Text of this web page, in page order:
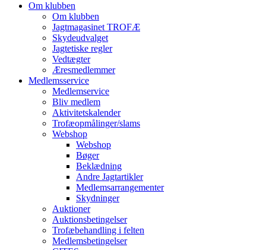
Om klubben
Om klubben
Jagtmagasinet TROFÆ
Skydeudvalget
Jagtetiske regler
Vedtægter
Æresmedlemmer
Medlemsservice
Medlemservice
Bliv medlem
Aktivitetskalender
Trofæopmålinger/slams
Webshop
Webshop
Bøger
Beklædning
Andre Jagtartikler
Medlemsarrangementer
Skydninger
Auktioner
Auktionsbetingelser
Trofæbehandling i felten
Medlemsbetingelser